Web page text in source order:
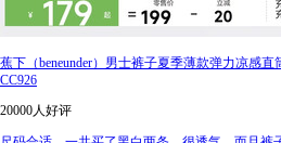
蕉下（beneunder）男士裤子夏季薄款弹力凉感
CC926
20000人好评